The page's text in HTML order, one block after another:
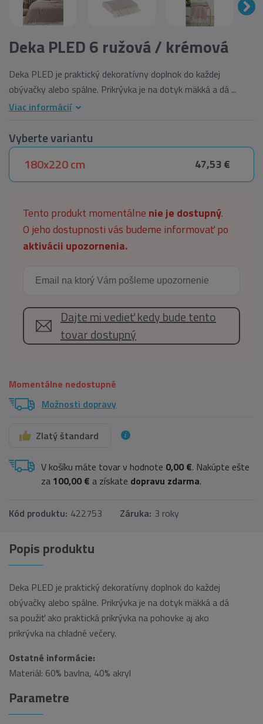
Deka PLED 6 ružová / krémová
Deka PLED je praktický dekoratívny doplnok do každej
obývačky alebo spálne. Prikrývka je na dotyk mäkká a dá ...
Viac informácií
Vyberte variantu
180x220 cm
47,53 €
Tento produkt momentálne nie je dostupný.
O jeho dostupnosti vás budeme informovať po
aktivácii upozornenia.
Dajte mi vedieť kedy bude tento
tovar dostupný
Momentálne nedostupné
Možnosti dopravy
Zlatý štandard
V košíku máte tovar v hodnote 0,00 €. Nakúpte ešte
za 100,00 € a získate dopravu zdarma.
Kód produktu: 422753 Záruka: 3 roky
Popis produktu
Deka PLED je praktický dekoratívny doplnok do každej
obývačky alebo spálne. Prikrývka je na dotyk mäkká a dá
sa použiť ako praktická prikrývka na pohovke aj ako
prikrývka na chladné večery.
Ostatné informácie:
Materiál: 60% bavlna, 40% akryl
Parametre